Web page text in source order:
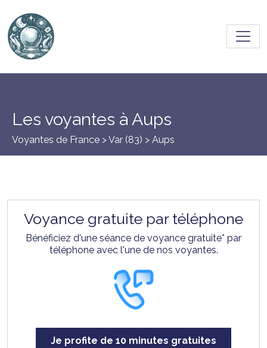
Les voyantes à Aups
Voyantes de France >Var (83) > Aups
Voyance gratuite par téléphone
Bénéficiez d'une séance de voyance gratuite* par
téléphone avec l'une de nos voyantes.
Je profite de 10 minutes gratuites